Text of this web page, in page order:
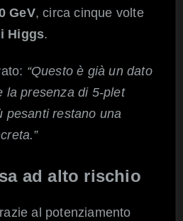
GeV, circa cinque volte
Higgs.
“Questo è già un dato
la presenza di 5-plet
pesanti restano una
ad alto rischio
al potenziamento